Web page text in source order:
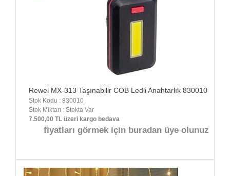
Rewel MX-313 Taşınabilir COB Ledli Anahtarlık 830010
Stok Kodu : 830010
Stok Miktarı : Stokta Var
7.500,00 TL üzeri kargo bedava
fiyatları görmek için buradan üye olunuz